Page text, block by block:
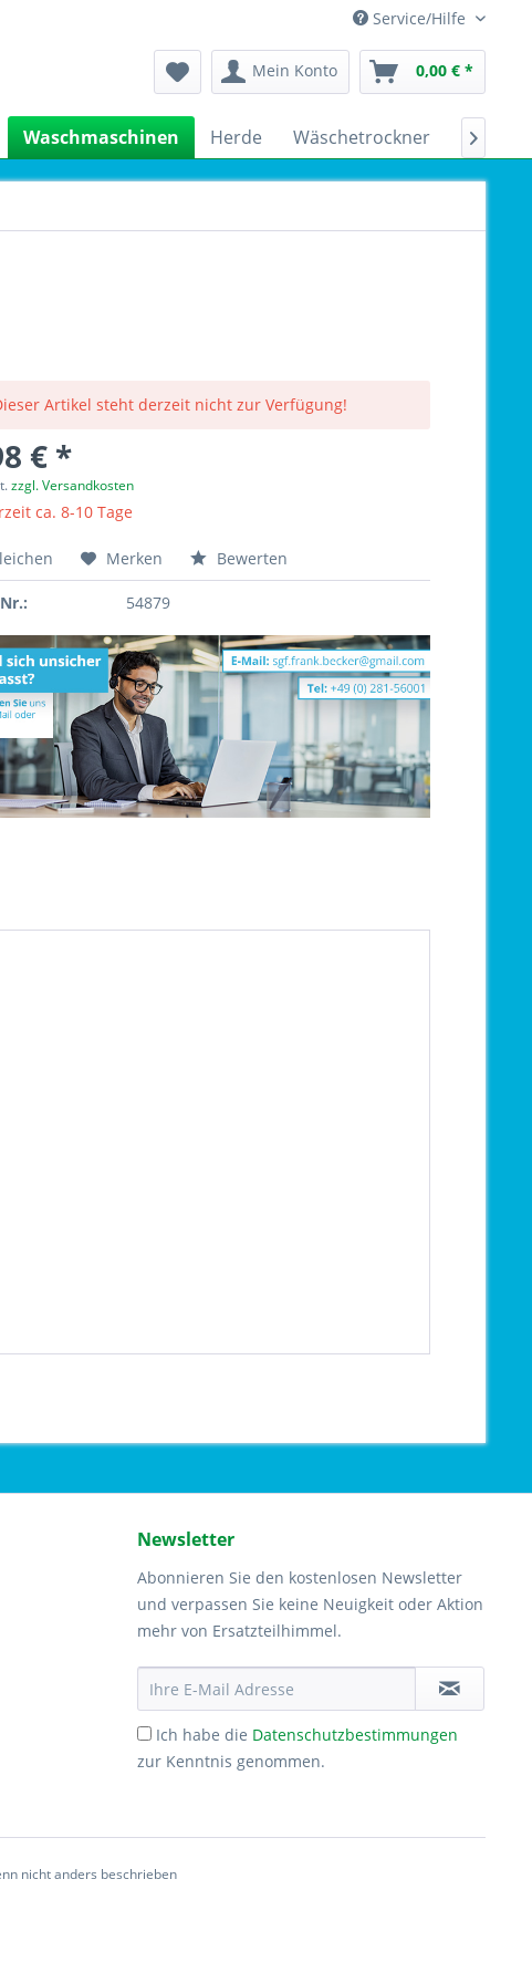
Service/Hilfe
Mein Konto 0,00 € *
Waschmaschinen Herde Wäschetrockner 
Artikel steht derzeit nicht zur Verfügung!
€ *
zzgl. Versandkosten
ca. 8-10 Tage
Merken Bewerten
54879
Newsletter
Abonnieren Sie den kostenlosen Newsletter
und verpassen Sie keine Neuigkeit oder Aktion
mehr von Ersatzteilhimmel.
Ich habe die Datenschutzbestimmungen
zur Kenntnis genommen.
nicht anders beschrieben